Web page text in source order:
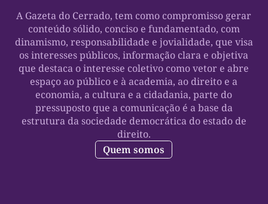
A Gazeta do Cerrado, tem como compromisso gerar
conteúdo sólido, conciso e fundamentado, com
dinamismo, responsabilidade e jovialidade, que visa
os interesses públicos, informação clara e objetiva
que destaca o interesse coletivo como vetor e abre
espaço ao público e à academia, ao direito e a
economia, a cultura e a cidadania, parte do
pressuposto que a comunicação é a base da
estrutura da sociedade democrática do estado de
direito.
Quem somos